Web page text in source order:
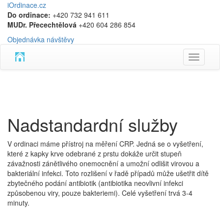
iOrdinace.cz
Do ordinace: +420 732 941 611
MUDr. Přecechtělová +420 604 286 854
Objednávka návštěvy
Toggle
Nadstandardní služby
V ordinaci máme přístroj na měření CRP. Jedná se o vyšetření,
které z kapky krve odebrané z prstu dokáže určit stupeň
závažnosti zánětlivého onemocnění a umožní odlišit virovou a
bakteriální infekci. Toto rozlišení v řadě případů může ušetřit dítě
zbytečného podání antibiotik (antibiotika neovlivní infekci
způsobenou viry, pouze bakteriemi). Celé vyšetření trvá 3-4
minuty.